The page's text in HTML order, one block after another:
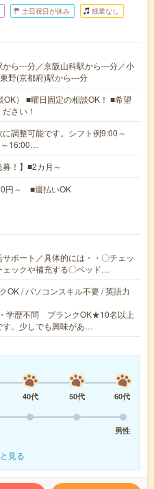
土日祝日が休み 残業なし
ら---分／京阪山科駅から---分／小
野(京都府)駅から---分
） ■曜日固定の相談OK！ ■希望
さい！
調整可能です。シフト例9:00～
～16:00…
募！】■2カ月～
円～ ■週払いOK
ポート／具体的には・・〇チェッ
ェックや補充する〇ベッド…
OK / パソコンスキル不要 / 英語力
学歴不問 ブランクOK★10名以上
す。少しでも興味があ…
40代 50代
60代
男性
見る